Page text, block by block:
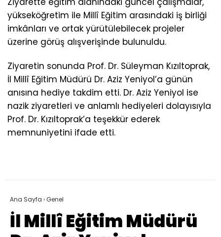
yükseköğretim ile Millî Eğitim arasındaki iş birliği
imkânları ve ortak yürütülebilecek projeler
üzerine görüş alışverişinde bulunuldu.
Ziyaretin sonunda Prof. Dr. Süleyman Kızıltoprak,
İl Millî Eğitim Müdürü Dr. Aziz Yeniyol’a günün
anısına hediye takdim etti. Dr. Aziz Yeniyol ise
nazik ziyaretleri ve anlamlı hediyeleri dolayısıyla
Prof. Dr. Kızıltoprak’a teşekkür ederek
memnuniyetini ifade etti.
Ana Sayfa ›Genel
İl Millî Eğitim Müdürü